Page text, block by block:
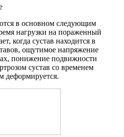
в основном следующим
нагрузки на пораженный
когда сустав находится в
ощутимое напряжение
понижение подвижности
сустав со временем
деформируется.